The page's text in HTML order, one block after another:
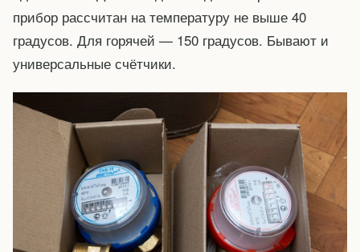
прибор рассчитан на температуру не выше 40
градусов. Для горячей — 150 градусов. Бывают и
универсальные счётчики.